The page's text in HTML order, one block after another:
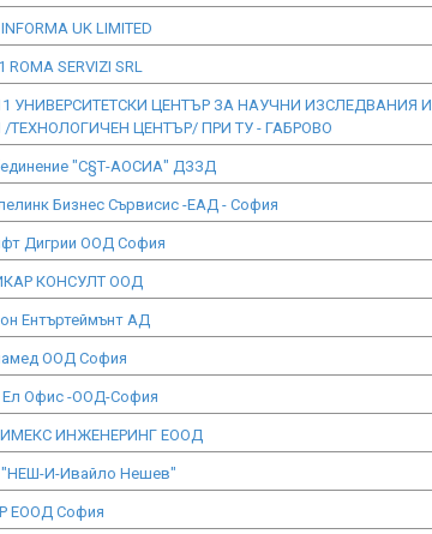
UK LIMITED
ROMA SERVIZI SRL
УНИВЕРСИТЕТСКИ ЦЕНТЪР ЗА НАУЧНИ ИЗСЛЕДВАНИЯ И
ТЕХНОЛОГИЧЕН ЦЕНТЪР/ ПРИ ТУ - ГАБРОВО
"С§Т-АОСИА" ДЗЗД
Бизнес Сървисис -ЕАД - София
Дигрии ООД София
КОНСУЛТ ООД
Ентъртеймънт АД
ООД София
Ел Офис -ООД-София
ИНЖЕНЕРИНГ ЕООД
"НЕШ-И-Ивайло Нешев"
ЕООД София